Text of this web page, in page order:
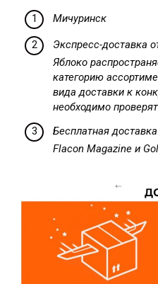
Мичуринск
Экспресс-доставка
Яблоко
категорию
вида доставки к
необходимо
Бесплатная
Flacon Magazine и